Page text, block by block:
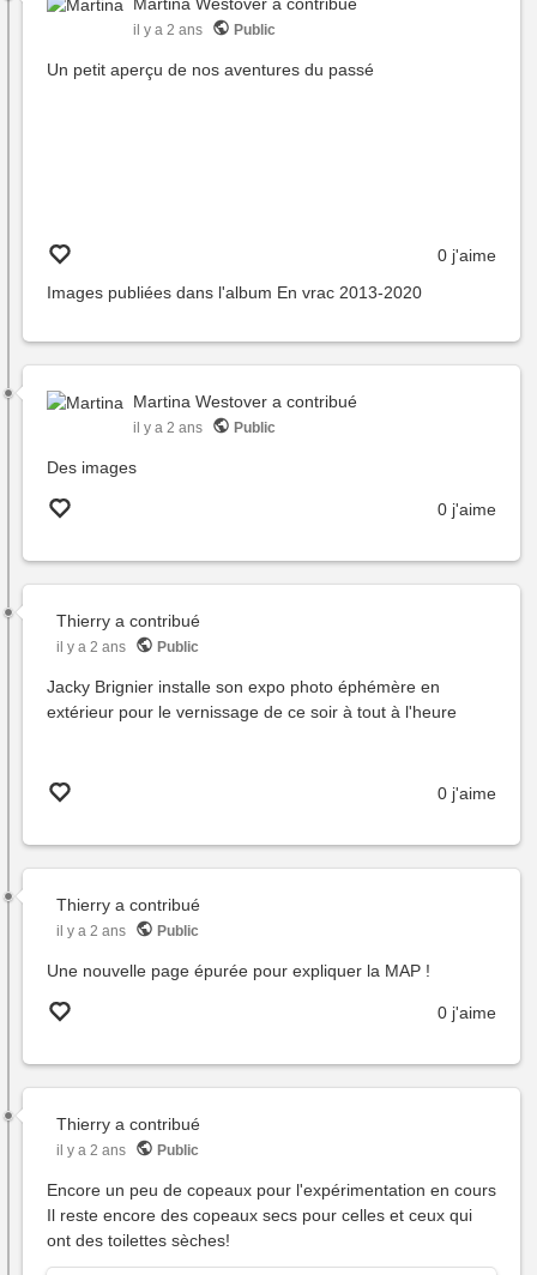
il y a 2 ans Public
Un petit aperçu de nos aventures du passé
0 j'aime
Images publiées dans l'album En vrac 2013-2020
Martina Westover a contribué
il y a 2 ans Public
Des images
0 j'aime
Thierry a contribué
il y a 2 ans Public
Jacky Brignier installe son expo photo éphémère en
extérieur pour le vernissage de ce soir à tout à l'heure
0 j'aime
Thierry a contribué
il y a 2 ans Public
Une nouvelle page épurée pour expliquer la MAP !
0 j'aime
Thierry a contribué
il y a 2 ans Public
Encore un peu de copeaux pour l'expérimentation en cours
Il reste encore des copeaux secs pour celles et ceux qui
ont des toilettes sèches!